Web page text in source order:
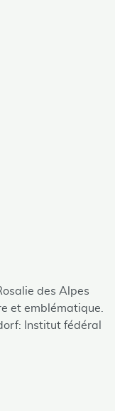
des Alpes
et emblématique.
Institut fédéral